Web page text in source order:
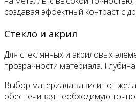
создавая эффектный контраст с
Стекло и акрил
Для стеклянных и акриловых
прозрачности материала.
Выбор материала зависит от
обеспечивая необходимую